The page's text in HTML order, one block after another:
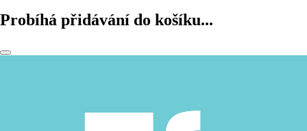
Probíhá přidávání do košíku...